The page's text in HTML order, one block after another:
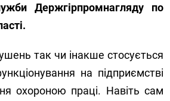
Держгірпромнагляду по
так чи інакше стосується
на підприємстві
охороною праці. Навіть сам